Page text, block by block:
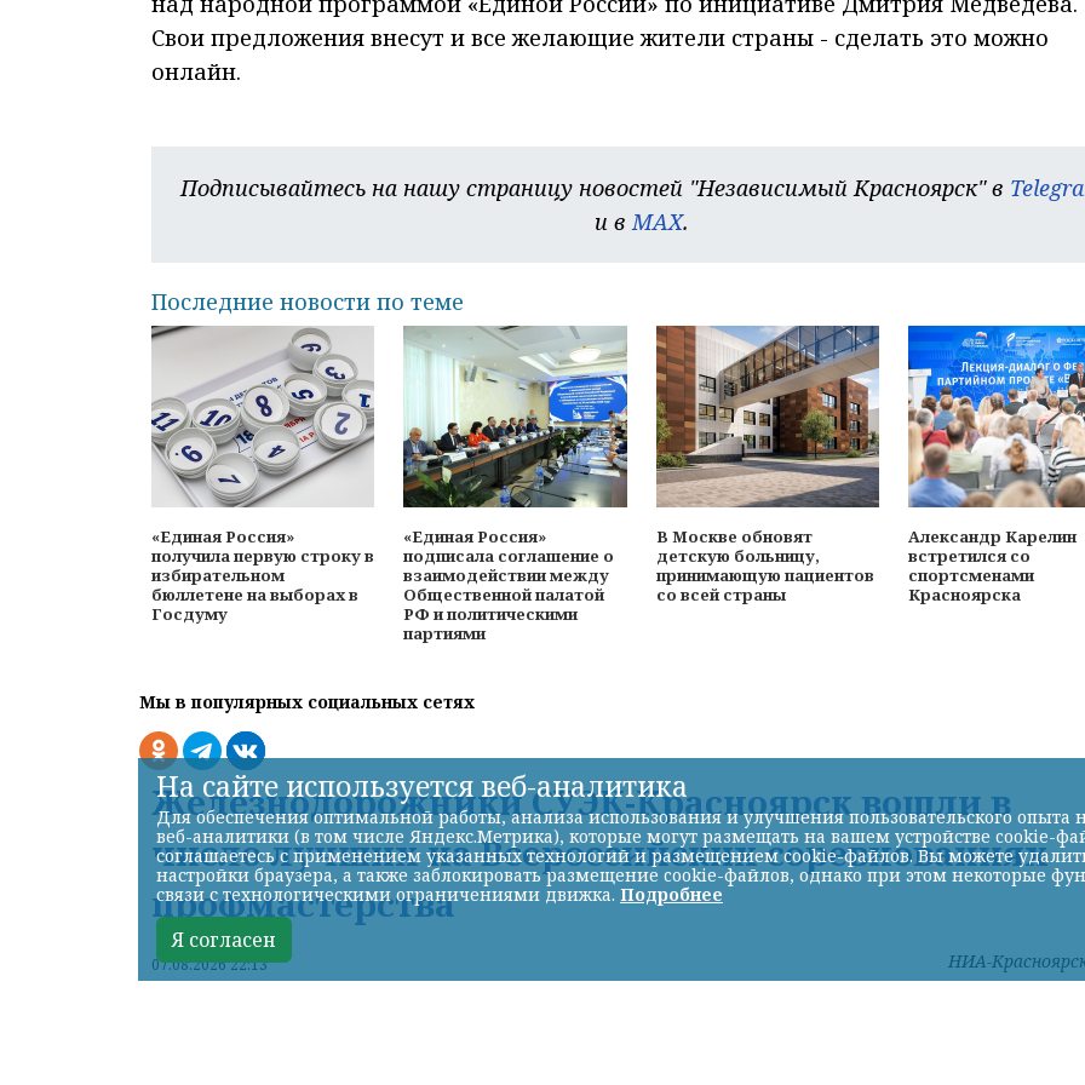
Свои предложения внесут и все желающие жители страны - сделать это можно
онлайн.
Подписывайтесь на нашу страницу новостей "Независимый Красноярск" в
и в MAX.
Последние новости по теме
«Единая Россия»
получила первую строку в
избирательном
бюллетене на выборах в
Госдуму
«Единая Россия»
подписала соглашение о
взаимодействии между
Общественной палатой
РФ и политическими
партиями
В Москве обновят
детскую больницу,
принимающую пациентов
со всей страны
Александр Карелин
встретился со
спортсменами
Красноярска
Мы в популярных социальных сетях
Железнодорожники СУЭК-Красноярск вошли в
число лучших на Всероссийских соревнованиях
профмастерства
07.08.2026 22:13 НИА-
На сайте используется веб-аналитика
Для обеспечения оптимальной работы, анализа использования и улучшения пользовательского опыта
веб-аналитики (в том числе Яндекс.Метрика), которые могут размещать на вашем устройстве cookie-
соглашаетесь с применением указанных технологий и размещением cookie-файлов. Вы можете
настройки браузера, а также заблокировать размещение cookie-файлов, однако при этом некоторые
связи с технологическими ограничениями движка. Подробнее
Я согласен